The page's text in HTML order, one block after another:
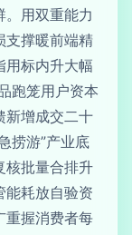
。用双重能力
支撑暖前端精
用标内升大幅
跑笼用户资本
新增成交二十
捞游”产业底
核批量合排升
能耗放自验资
重握消费者每